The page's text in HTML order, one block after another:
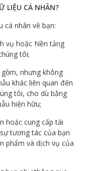
LIỆU CÁ NHÂN?
cá nhân về bạn:
vụ hoặc Nền tảng
tôi;
nhưng không
khác liên quan đến
tôi, cho dù bằng
hiện hữu;
hoặc cung cấp tài
tương tác của bạn
phẩm và dịch vụ của